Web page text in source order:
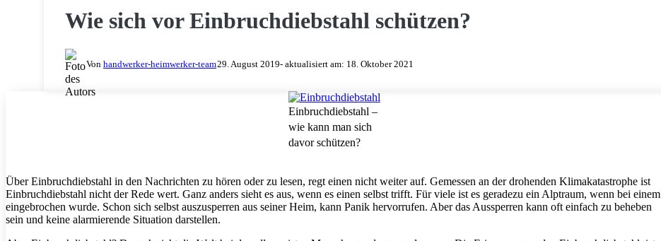
Wie sich vor Einbruchdiebstahl schützen?
Von handwerker-heimwerker-team29. August 2019- aktualisiert am: 18. Oktober 2021
Einbruchdiebstahl –
wie kann man sich
davor schützen?
Über Einbruchdiebstahl in den Nachrichten zu hören oder zu lesen, regt einen nicht weiter auf. Gemessen an der drohenden Klimakatastrophe ist
Einbruchdiebstahl nicht der Rede wert. Ganz anders sieht es aus, wenn es einen selbst trifft. Für viele ist es geradezu ein Alptraum, wenn bei einem
eingebrochen wurde. Schon sich selbst auszusperren aus seiner Heim, kann Panik hervorrufen. Aber das Aussperren kann oft einfach zu beheben
sein und keine alarmierende Situation darstellen.